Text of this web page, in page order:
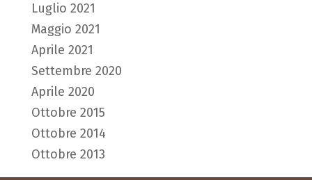
Luglio 2021
Maggio 2021
Aprile 2021
Settembre 2020
Aprile 2020
Ottobre 2015
Ottobre 2014
Ottobre 2013